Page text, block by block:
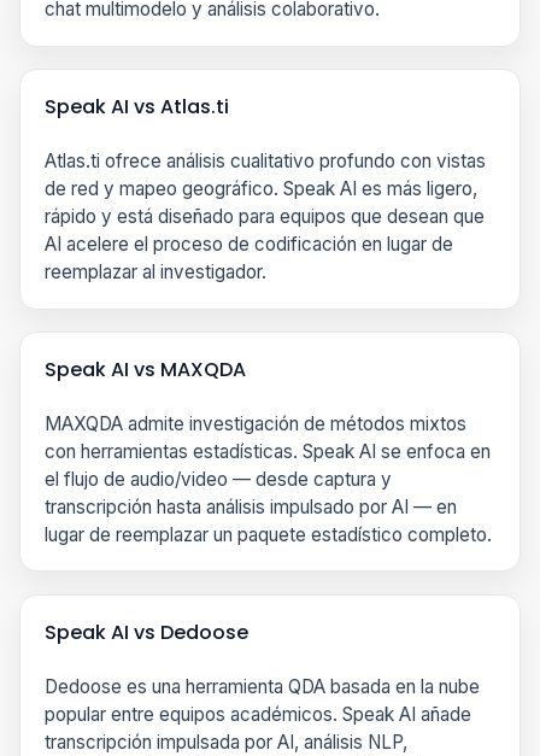
chat multimodelo y análisis colaborativo.
Speak AI vs Atlas.ti
Atlas.ti ofrece análisis cualitativo profundo con vistas
de red y mapeo geográfico. Speak AI es más ligero,
rápido y está diseñado para equipos que desean que
AI acelere el proceso de codificación en lugar de
reemplazar al investigador.
Speak AI vs MAXQDA
MAXQDA admite investigación de métodos mixtos
con herramientas estadísticas. Speak AI se enfoca en
el flujo de audio/video — desde captura y
transcripción hasta análisis impulsado por AI — en
lugar de reemplazar un paquete estadístico completo.
Speak AI vs Dedoose
Dedoose es una herramienta QDA basada en la nube
popular entre equipos académicos. Speak AI añade
transcripción impulsada por AI, análisis NLP,